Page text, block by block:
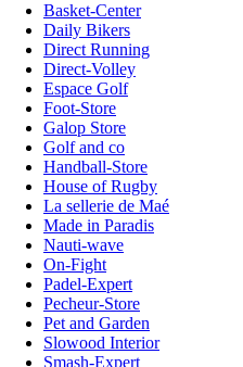
Basket-Center
Daily Bikers
Direct Running
Direct-Volley
Espace Golf
Foot-Store
Galop Store
Golf and co
Handball-Store
House of Rugby
La sellerie de Maé
Made in Paradis
Nauti-wave
On-Fight
Padel-Expert
Pecheur-Store
Pet and Garden
Slowood Interior
Smash-Expert